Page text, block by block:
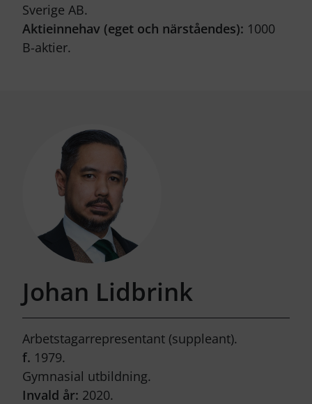
Sverige AB.
Aktieinnehav (eget och närståendes): 1000
B-aktier.
Johan Lidbrink
Arbetstagarrepresentant (suppleant).
f. 1979.
Gymnasial utbildning.
Invald år: 2020.